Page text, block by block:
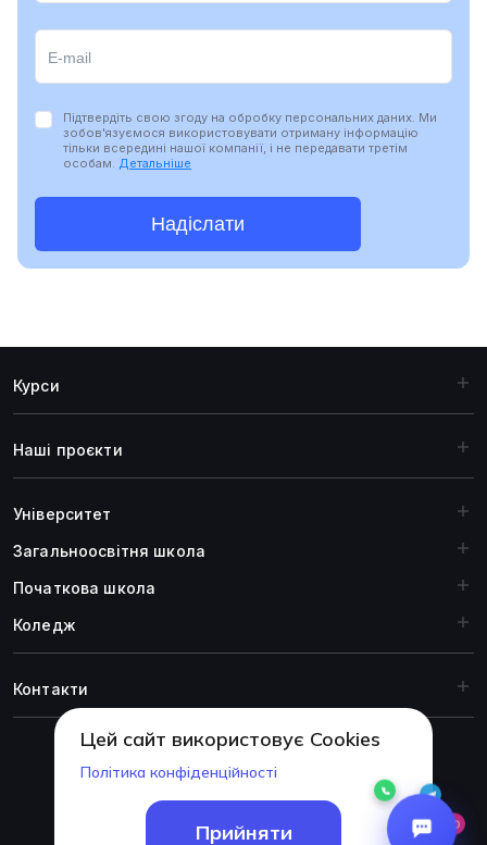
Надіслати
Підтвердіть свою згоду на обробку персональних даних. Ми
зобов'язуємося використовувати отриману інформацію
тільки всередині нашої компанії, і не передавати третім
особам. Детальніше
Курси
Наші проєкти
Університет
Загальноосвiтня школа
Початкова школа
Коледж
Контакти
© 1999-2026 Академія ITSTEP.
Цей сайт використовує Cookies
Політика конфіденційності
Прийняти